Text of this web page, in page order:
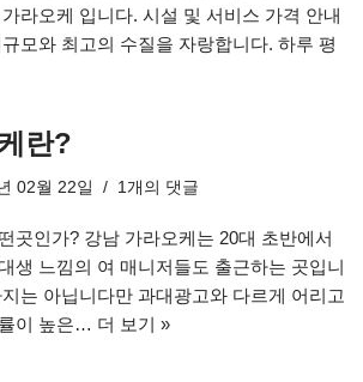
라오케 입니다. 시설 및 서비스 가격 안내
모와 최고의 수질을 자랑합니다. 하루 평
란?
02월 22일 1개의 댓글
곳인가? 강남 가라오케는 20대 초반에서
생 느낌의 여 매니저들도 출근하는 곳입니
는 아닙니다만 과대광고와 다르게 어리고
이 높은… 더 보기 »